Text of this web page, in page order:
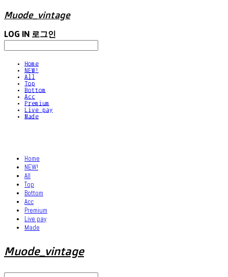
Muode_vintage
LOG IN 로그인
Home
NEW!
All
Top
Bottom
Acc
Premium
Live pay
Made
Home
NEW!
All
Top
Bottom
Acc
Premium
Live pay
Made
Muode_vintage